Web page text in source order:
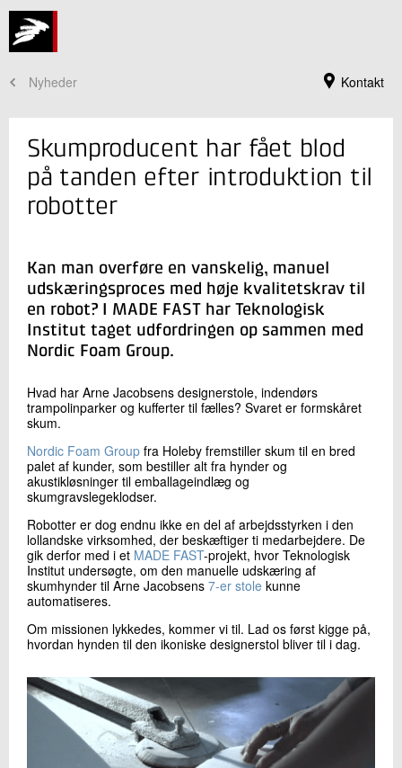
Kontakt
Nyheder
Jeg er din kontaktperson
Karsten Thornø Ahrentsen
Robotteknologi
+45 72 20 24 39
LinkedIn
Skriv til mig
Skumproducent har fået blod
på tanden efter introduktion til
robotter
Kan man overføre en vanskelig, manuel
udskæringsproces med høje kvalitetskrav til
en robot? I MADE FAST har Teknologisk
Institut taget udfordringen op sammen med
Nordic Foam Group.
Hvad har Arne Jacobsens designerstole, indendørs
trampolinparker og kufferter til fælles? Svaret er formskåret
skum.
Nordic Foam Group fra Holeby fremstiller skum til en bred
palet af kunder, som bestiller alt fra hynder og
akustikløsninger til emballageindlæg og
skumgravslegeklodser.
Robotter er dog endnu ikke en del af arbejdsstyrken i den
lollandske virksomhed, der beskæftiger ti medarbejdere. De
gik derfor med i et MADE FAST-projekt, hvor Teknologisk
Institut undersøgte, om den manuelle udskæring af
skumhynder til Arne Jacobsens 7-er stole kunne
automatiseres.
Om missionen lykkedes, kommer vi til. Lad os først kigge på,
hvordan hynden til den ikoniske designerstol bliver til i dag.